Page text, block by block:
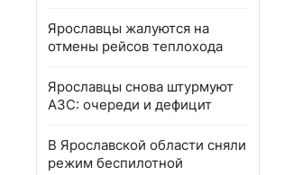
Ярославцы жалуются на
отмены рейсов теплохода
Ярославцы снова штурмуют
АЗС: очереди и дефицит
В Ярославской области сняли
режим беспилотной